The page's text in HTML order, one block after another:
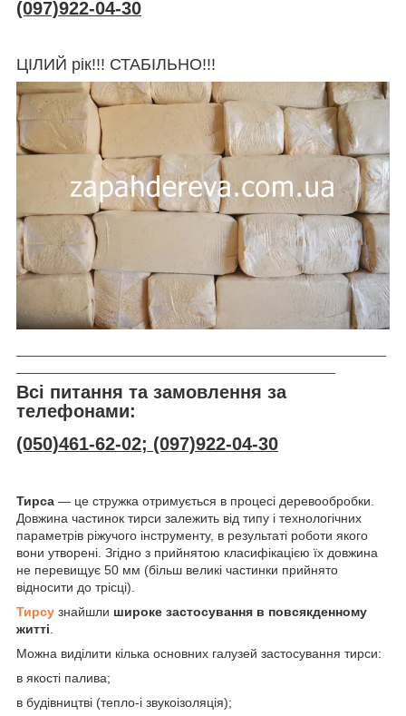
(097)922-04-30
ЦІЛИЙ рік!!! СТАБІЛЬНО!!!
Всі питання та замовлення за
телефонами:
(050)461-62-02; (097)922-04-30
Тирса — це стружка отримується в процесі деревообробки.
Довжина частинок тирси залежить від типу і технологічних
параметрів ріжучого інструменту, в результаті роботи якого
вони утворені. Згідно з прийнятою класифікацією їх довжина
не перевищує 50 мм (більш великі частинки прийнято
відносити до трісці).
Тирсу знайшли широке застосування в повсякденному
житті
Можна виділити кілька основних галузей застосування тирси:
в якості палива;
в будівництві (тепло-і звукоізоляція);